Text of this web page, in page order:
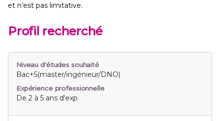
et n’est pas limitative.
Profil recherché
Niveau d'études souhaité
Bac+5(master/ingénieur/DNO)
Expérience professionnelle
De 2 à 5 ans d'exp